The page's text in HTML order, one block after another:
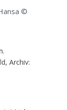
©
Archiv: